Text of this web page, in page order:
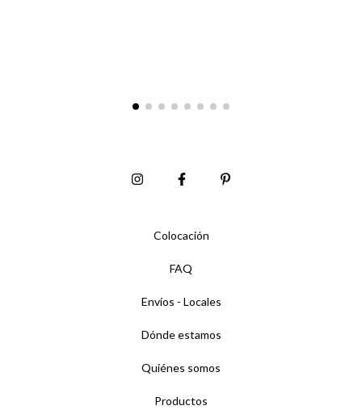
Colocación
FAQ
Envíos - Locales
Dónde estamos
Quiénes somos
Productos